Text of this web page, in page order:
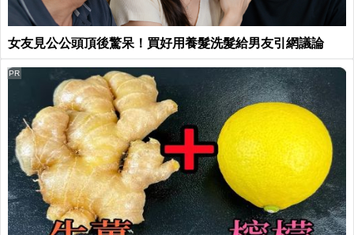
女友見公公頭頂後驚呆！買好用養髮洗髮給男友引網議論
PR